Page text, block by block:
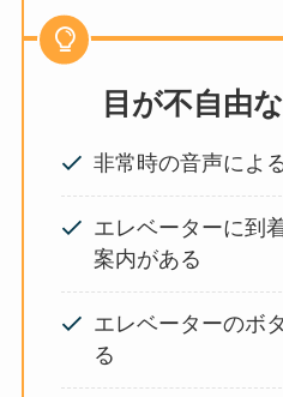
目が不自由
非常時の音声によ
エレベーターに到
案内がある
エレベーターのボ
る